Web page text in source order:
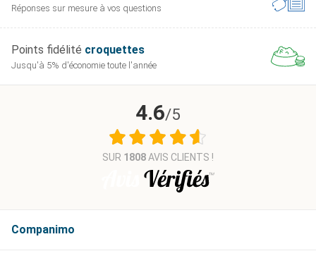
Réponses sur mesure à vos questions
Points fidélité croquettes
Jusqu'à 5% d'économie toute l'année
Companimo
4.6/5
SUR 1808AVIS CLIENTS !